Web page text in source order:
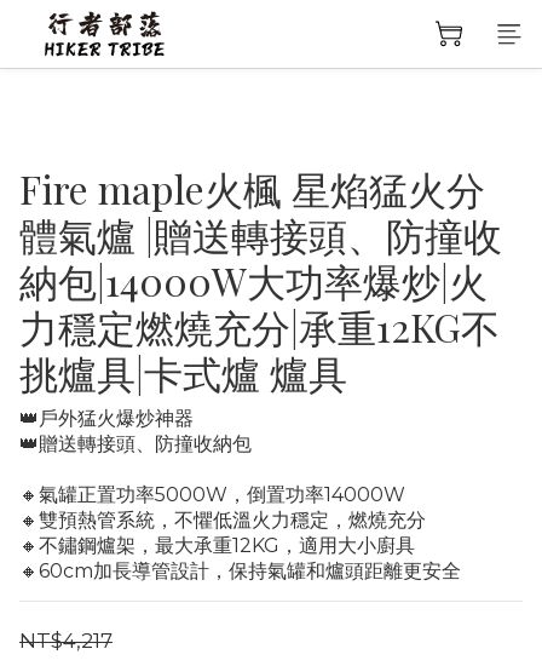
Fire maple火楓 星焰猛火分
體氣爐 |贈送轉接頭、防撞收
納包|14000W大功率爆炒|火
力穩定燃燒充分|承重12KG不
挑爐具|卡式爐 爐具
👑戶外猛火爆炒神器
👑贈送轉接頭、防撞收納包
🔸氣罐正置功率5000W，倒置功率14000W
🔸雙預熱管系統，不懼低溫火力穩定，燃燒充分
🔸不鏽鋼爐架，最大承重12KG，適用大小廚具
🔸60cm加長導管設計，保持氣罐和爐頭距離更安全
NT$4,217